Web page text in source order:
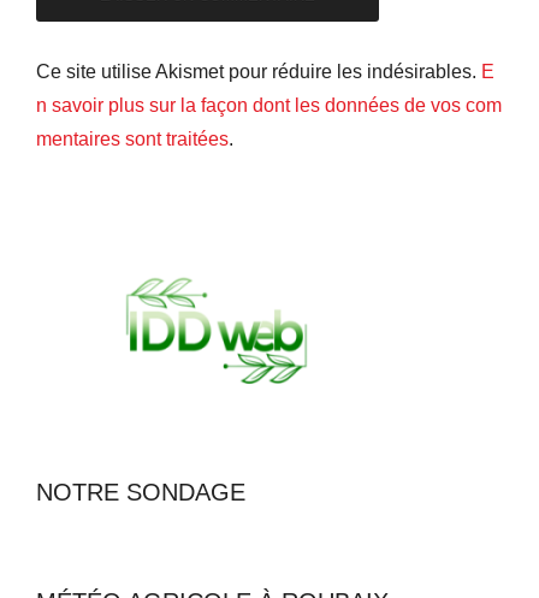
Ce site utilise Akismet pour réduire les indésirables. E
n savoir plus sur la façon dont les données de vos com
mentaires sont traitées.
NOTRE SONDAGE